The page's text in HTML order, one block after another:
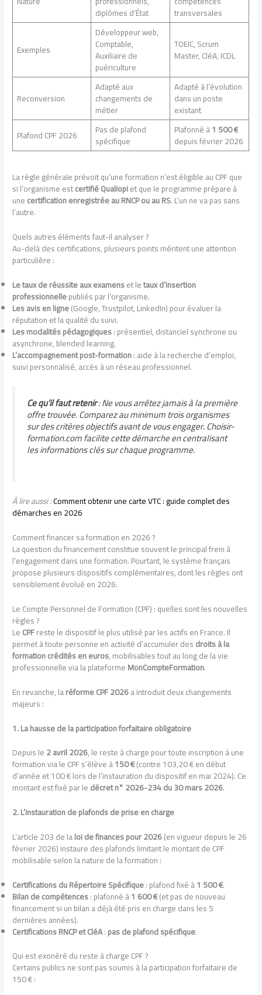
diplômes d’État transversales
Exemples
Développeur web,
Comptable,
Auxiliaire de
puériculture
TOEIC, Scrum
Master, CléA, ICDL
Reconversion
Adapté aux
changements de
métier
Adapté à l’évolution
dans un poste
existant
Plafond CPF 2026
Pas de plafond
spécifique
Plafonné à1 500 €
depuis février 2026
La règle générale prévoit qu’une formation n’est éligible au CPF que
si l’organisme estcertifié Qualiopiet que le programme prépare à
unecertification enregistrée au RNCP ou au RS. L’un ne va pas sans
l’autre.
Quels autres éléments faut-il analyser ?
Au-delà des certifications, plusieurs points méritent une attention
particulière :
Le taux de réussite aux examenset letaux d’insertion
professionnellepubliés par l’organisme.
Les avis en ligne(Google, Trustpilot, LinkedIn) pour évaluer la
réputation et la qualité du suivi.
Les modalités pédagogiques: présentiel, distanciel synchrone ou
asynchrone, blended learning.
L’accompagnement post-formation: aide à la recherche d’emploi,
suivi personnalisé, accès à un réseau professionnel.
Ce qu’il faut retenir: Ne vous arrêtez jamais à la première
offre trouvée. Comparez au minimum trois organismes
sur des critères objectifs avant de vous engager. Choisir-
formation.com facilite cette démarche en centralisant
les informations clés sur chaque programme.
À lire aussi :Comment obtenir une carte VTC : guide complet des
démarches en 2026
Comment financer sa formation en 2026 ?
La question du financement constitue souvent le principal frein à
l’engagement dans une formation. Pourtant, le système français
propose plusieurs dispositifs complémentaires, dont les règles ont
sensiblement évolué en 2026.
Le Compte Personnel de Formation (CPF) : quelles sont les nouvelles
règles ?
LeCPFreste le dispositif le plus utilisé par les actifs en France. Il
permet à toute personne en activité d’accumuler desdroits à la
formation crédités en euros, mobilisables tout au long de la vie
professionnelle via la plateformeMonCompteFormation.
En revanche, laréforme CPF 2026a introduit deux changements
majeurs :
1. La hausse de la participation forfaitaire obligatoire
Depuis le2 avril 2026, le reste à charge pour toute inscription à une
formation via le CPF s’élève à150 €(contre 103,20 € en début
d’année et 100 € lors de l’instauration du dispositif en mai 2024). Ce
montant est fixé par ledécret n° 2026-234 du 30 mars 2026.
2. L’instauration de plafonds de prise en charge
L’article 203 de laloi de finances pour 2026(en vigueur depuis le 26
février 2026) instaure des plafonds limitant le montant de CPF
mobilisable selon la nature de la formation :
Certifications du Répertoire Spécifique: plafond fixé à1 500 €.
Bilan de compétences: plafonné à1 600 €(et pas de nouveau
financement si un bilan a déjà été pris en charge dans les 5
dernières années).
Certifications RNCP et CléA:pas de plafond spécifique.
Qui est exonéré du reste à charge CPF ?
Certains publics ne sont pas soumis à la participation forfaitaire de
150 € :